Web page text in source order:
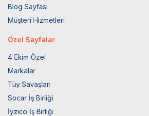
Blog Sayfası
Müşteri Hizmetleri
Özel Sayfalar
4 Ekim Özel
Markalar
Tüy Savaşları
Socar İş Birliği
İyzico İş Birliği